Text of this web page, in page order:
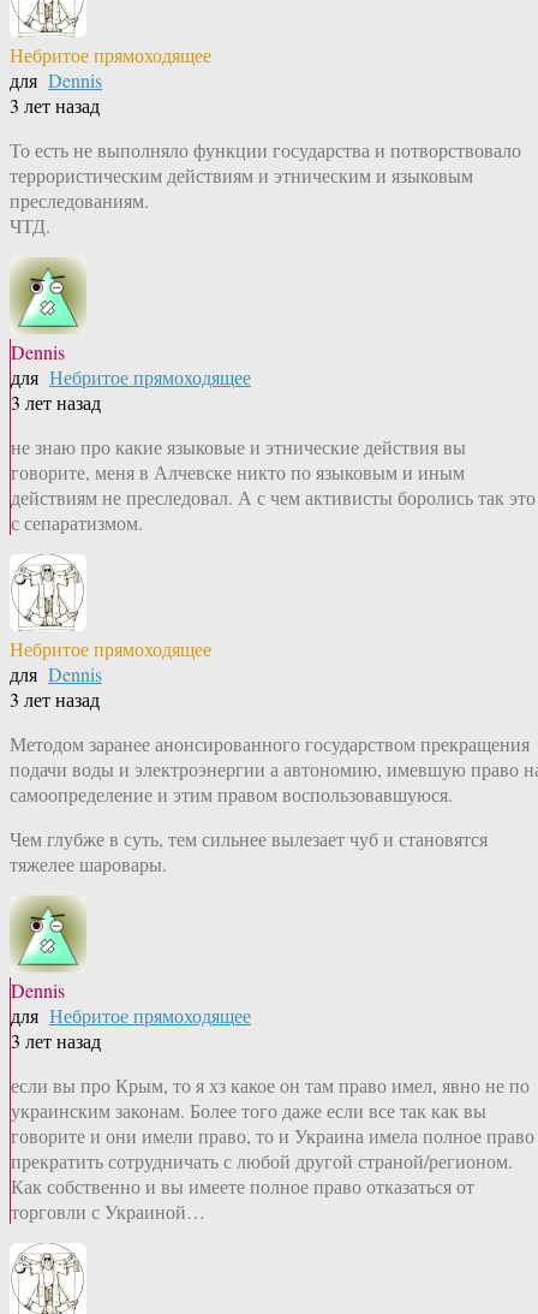
Небритое прямоходящее
для Dennis
3 лет назад
То есть не выполняло функции государства и потворствовало
террористическим действиям и этническим и языковым
преследованиям.
ЧТД.
Dennis
для Небритое прямоходящее
3 лет назад
не знаю про какие языковые и этнические действия вы
говорите, меня в Алчевске никто по языковым и иным
действиям не преследовал. А с чем активисты боролись так это
с сепаратизмом.
Небритое прямоходящее
для Dennis
3 лет назад
Методом заранее анонсированного государством прекращения
подачи воды и электроэнергии а автономию, имевшую право
самоопределение и этим правом воспользовавшуюся.
Чем глубже в суть, тем сильнее вылезает чуб и становятся
тяжелее шаровары.
Dennis
для Небритое прямоходящее
3 лет назад
если вы про Крым, то я хз какое он там право имел, явно не по
украинским законам. Более того даже если все так как вы
говорите и они имели право, то и Украина имела полное право
прекратить сотрудничать с любой другой страной/регионом.
Как собственно и вы имеете полное право отказаться от
торговли с Украиной…